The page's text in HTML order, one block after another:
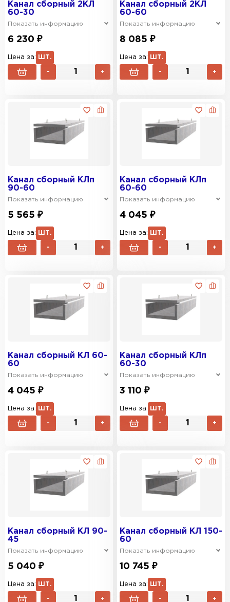
Канал сборный 2КЛ
60-30
Показать информацию
6 230 ₽
Цена за: ШТ.
- +
Канал сборный 2КЛ
60-60
Показать информацию
8 085 ₽
Цена за: ШТ.
- +
Канал сборный КЛп
90-60
Показать информацию
5 565 ₽
Цена за: ШТ.
- +
Канал сборный КЛп
60-60
Показать информацию
4 045 ₽
Цена за: ШТ.
- +
Канал сборный КЛ 60-
60
Показать информацию
4 045 ₽
Цена за: ШТ.
- +
Канал сборный КЛп
60-30
Показать информацию
3 110 ₽
Цена за: ШТ.
- +
Канал сборный КЛ 90-
45
Показать информацию
5 040 ₽
Цена за: ШТ.
- +
Канал сборный КЛ 150-
60
Показать информацию
10 745 ₽
Цена за: ШТ.
- +